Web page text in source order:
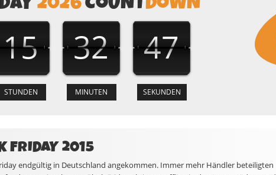
15 32 46
FRIDAY 2015
endgültig in Deutschland angekommen. Immer mehr Händler beteiligten